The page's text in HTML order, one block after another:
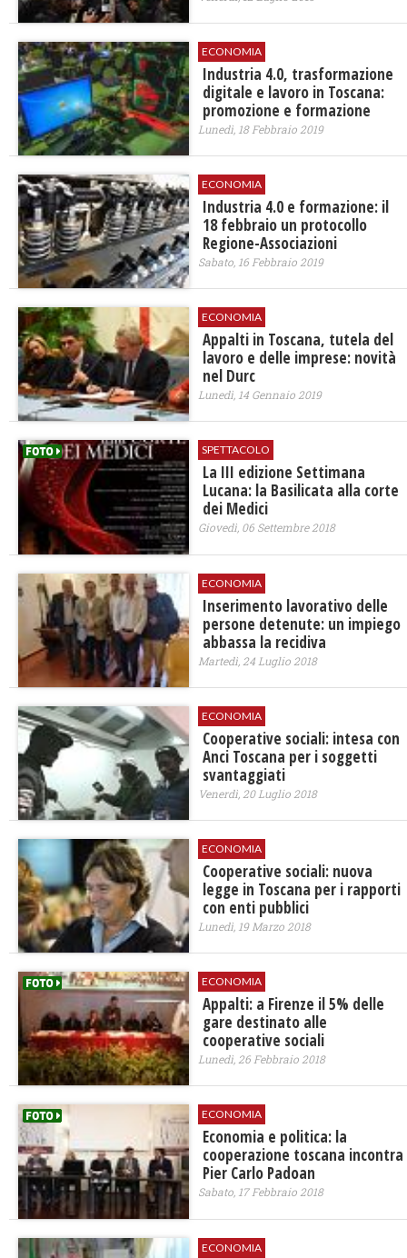
ECONOMIA
​Industria 4.0, trasformazione
digitale e lavoro in Toscana:
promozione e formazione
Lunedì, 18 Febbraio 2019
ECONOMIA
Industria 4.0 e formazione: il
18 febbraio un protocollo
Regione-Associazioni
Sabato, 16 Febbraio 2019
ECONOMIA
Appalti in Toscana, tutela del
lavoro e delle imprese: novità
nel Durc
Lunedì, 14 Gennaio 2019
SPETTACOLO
La III edizione Settimana
Lucana: la Basilicata alla corte
dei Medici
Giovedì, 06 Settembre 2018
ECONOMIA
Inserimento lavorativo delle
persone detenute: un impiego
abbassa la recidiva
Martedì, 24 Luglio 2018
ECONOMIA
Cooperative sociali: intesa con
Anci Toscana per i soggetti
svantaggiati
Venerdì, 20 Luglio 2018
ECONOMIA
​Cooperative sociali: nuova
legge in Toscana per i rapporti
con enti pubblici
Lunedì, 19 Marzo 2018
ECONOMIA
Appalti: a Firenze il 5% delle
gare destinato alle
cooperative sociali
Lunedì, 26 Febbraio 2018
ECONOMIA
Economia e politica: la
cooperazione toscana incontra
Pier Carlo Padoan
Sabato, 17 Febbraio 2018
ECONOMIA